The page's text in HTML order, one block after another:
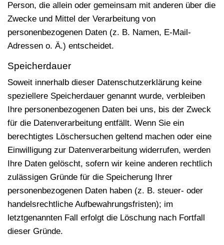
Person, die allein oder gemeinsam mit anderen über die
Zwecke und Mittel der Verarbeitung von
personenbezogenen Daten (z. B. Namen, E-Mail-
Adressen o. Ä.) entscheidet.
Speicherdauer
Soweit innerhalb dieser Datenschutzerklärung keine
speziellere Speicherdauer genannt wurde, verbleiben
Ihre personenbezogenen Daten bei uns, bis der Zweck
für die Datenverarbeitung entfällt. Wenn Sie ein
berechtigtes Löschersuchen geltend machen oder eine
Einwilligung zur Datenverarbeitung widerrufen, werden
Ihre Daten gelöscht, sofern wir keine anderen rechtlich
zulässigen Gründe für die Speicherung Ihrer
personenbezogenen Daten haben (z. B. steuer- oder
handelsrechtliche Aufbewahrungsfristen); im
letztgenannten Fall erfolgt die Löschung nach Fortfall
dieser Gründe.